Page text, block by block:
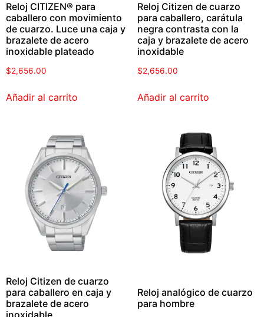
Reloj CITIZEN® para
caballero con movimiento
de cuarzo. Luce una caja y
brazalete de acero
inoxidable plateado
$2,656.00
Añadir al carrito
Reloj Citizen de cuarzo
para caballero, carátula
negra contrasta con la
caja y brazalete de acero
inoxidable
$2,656.00
Añadir al carrito
Reloj Citizen de cuarzo
para caballero en caja y
brazalete de acero
Reloj analógico de cuarzo
para hombre